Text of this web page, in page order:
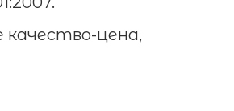
цена,